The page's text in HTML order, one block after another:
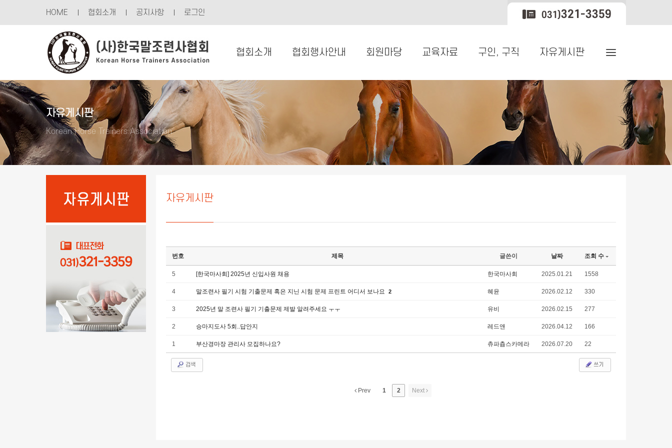
HOME 협회소개 공지사항 로그인
협회소개 협회행사안내 회원마당 교육자료 구인, 구직 자유게시판
자유게시판
Korean Horse Trainers Association
자유게시판
번호 제목 글쓴이 날짜 조회 수
5 [한국마사회] 2025년 신입사원 채용 한국마사회 2025.01.21 1558
4 말조련사 필기 시험 기출문제 혹은 지닌 시험 문제 프린트 어디서 보나요 2 혜윤 2026.02.12 330
3 2025년 말 조련사 필기 기출문제 제발 알려주세요 ㅜㅜ 유비 2026.02.15 277
2 승마지도사 5회..답안지 레드앤 2026.04.12 166
1 부산경마장 관리사 모집하나요? 츄파츕스카메라 2026.07.20 22
검색 쓰기
Prev 1 2 Next